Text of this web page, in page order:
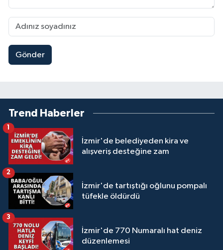
Gönder
Trend Haberler
İzmir'de belediyeden kira ve
alışveriş desteğine zam
İzmir'de tartıştığı oğlunu pompalı
tüfekle öldürdü
2
İzmir'de 770 Numaralı hat deniz
düzenlemesi
3